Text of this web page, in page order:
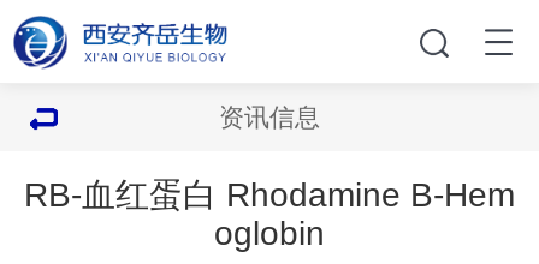
资讯信息
RB-血红蛋白 Rhodamine B-Hem
oglobin